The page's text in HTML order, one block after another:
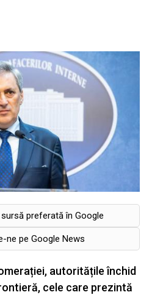
preferată în Google
ne pe Google News
autoritățile închid
cele care prezintă